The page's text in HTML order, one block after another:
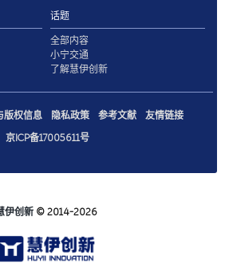
话题
全部内容
小宁交通
了解慧伊创新
版权信息 隐私政策 参考文献
友情链接
京ICP备17005611号
伊创新 © 2014-2026